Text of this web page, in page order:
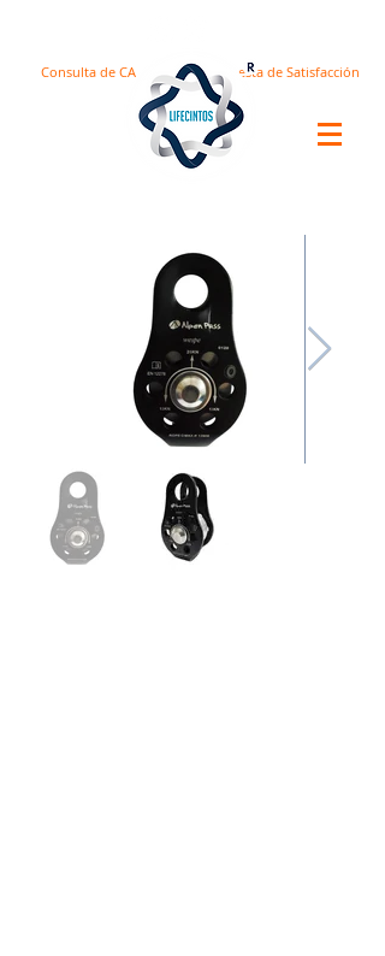
Encuesta de Satisfacción
Consulta de CA